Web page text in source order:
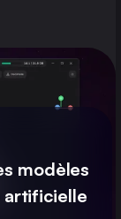
modèles
artificielle